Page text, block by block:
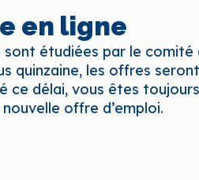
en ligne
sont étudiées par le
quinzaine, les offres
ce délai, vous êtes
offre d’emploi.